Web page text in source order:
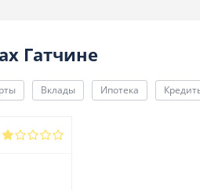
Гатчине
Вклады Ипотека